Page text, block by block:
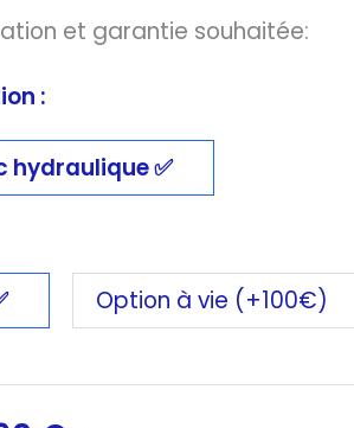
et garantie souhaitée:
:
hydraulique
Option à vie (+100€)